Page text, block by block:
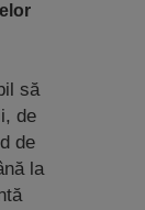
să
de
de
la